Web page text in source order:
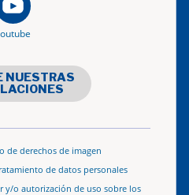
NUESTRAS
de derechos de imagen
de datos personales
y/o autorización de uso sobre los